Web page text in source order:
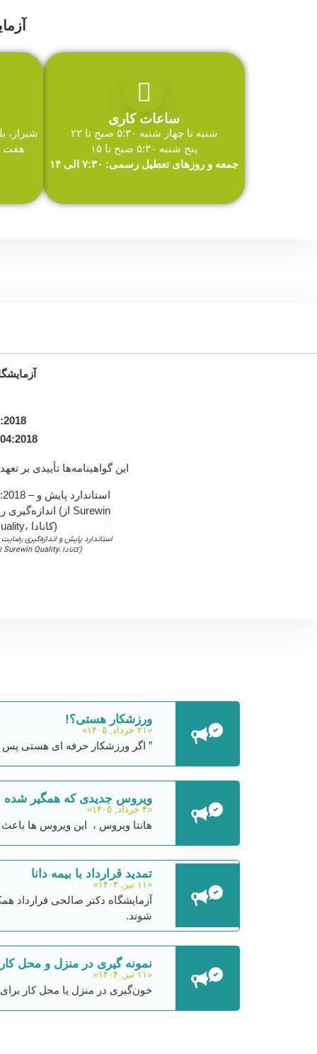
ساعات کاری
شنبه تا چهار شنبه ۵:۳۰ صبح تا ۲۲
پنج شنبه ۵:۳۰ صبح تا ۱۵
جمعه و روزهای تعطیل رسمی: ۷:۳۰ الی ۱۴
شیراز،
هفت
این گواهینامه‌ها تأییدی بر
مشتری (از Surewin Quality، کانادا)
ورزشکار هستی؟!
«۲۱ خرداد, ۱۴۰۵»
” اگر ورزشکار حرفه ای هستی
ویروس جدیدی که همگیر شده
«۴ خرداد, ۱۴۰۵»
هانتا ویروس ، این ویروس ‌ها
تمدید قرارداد با بیمه دانا
«۱۱ تیر, ۱۴۰۴»
آزمایشگاه دکتر صالحی قرارداد
شوند.
نمونه گیری در منزل و محل
«۱۱ تیر, ۱۴۰۴»
خون‌گیری در منزل یا محل کار برای نسخه‌های بالای ۲ میلیون